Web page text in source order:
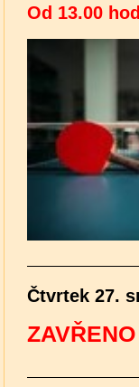
Od 13.00
Čtvrtek 27.
ZAVŘENO